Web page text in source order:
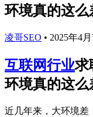
环境真的这么
凌哥SEO • 2025年4
互联网行业求
环境真的这么
近几年来，大环境差